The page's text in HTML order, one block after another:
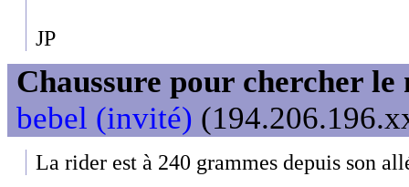
JP
Chaussure pour chercher
bebel (invité)
La rider est à 240 grammes depuis son